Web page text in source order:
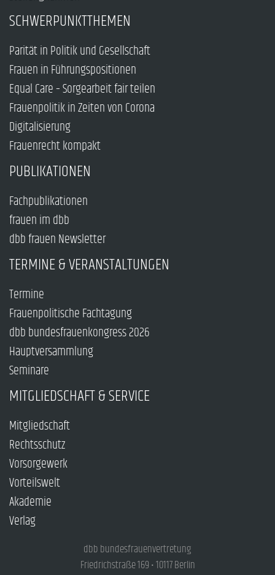
SCHWERPUNKTTHEMEN
Parität in Politik und Gesellschaft
Frauen in Führungspositionen
Equal Care – Sorgearbeit fair teilen
Frauenpolitik in Zeiten von Corona
Digitalisierung
Frauenrecht kompakt
PUBLIKATIONEN
Fachpublikationen
frauen im dbb
dbb frauen Newsletter
TERMINE & VERANSTALTUNGEN
Termine
Frauenpolitische Fachtagung
dbb bundesfrauenkongress 2026
Hauptversammlung
Seminare
MITGLIEDSCHAFT & SERVICE
Mitgliedschaft
Rechtsschutz
Vorsorgewerk
Vorteilswelt
Akademie
Verlag
dbb bundesfrauenvertretung
Friedrichstraße 169 • 10117 Berlin